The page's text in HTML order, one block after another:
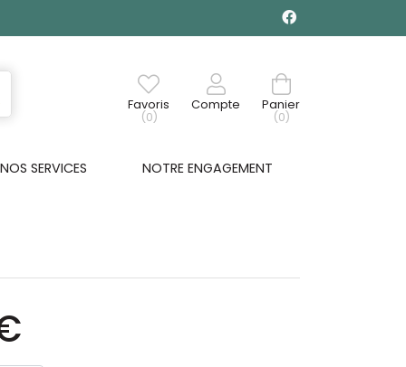
Favoris
(0)
Compte
Panier
(0)
NOS SERVICES NOTRE ENGAGEMENT